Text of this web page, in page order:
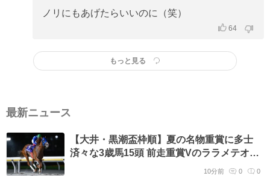
ノリにもあげたらいいのに（笑）
64
もっと見る
最新ニュース
【大井・黒潮盃枠順】夏の名物重賞に多士
済々な3歳馬15頭 前走重賞Vのララメテオは
10分前 0 0